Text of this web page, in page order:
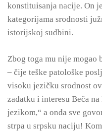
konstituisanja nacije. On
kategorijama srodnosti
istorijskoj sudbini.
Zbog toga mu nije
– čije teške patološke
visoku jezičku srodnost
zadatku i interesu Beča
jezikom,“ a onda sve
strpa u srpsku naciju!